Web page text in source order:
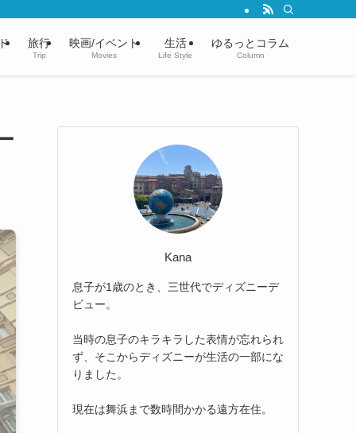
旅行
Trip
映画/イベント
Movies
生活
Life Style
ゆるっとコラム
Column
Kana
息子が1歳のとき、三世代でディズニーデ
ビュー。
当時の息子のキラキラした表情が忘れられ
ず、そこからディズニーが生活の一部にな
りました。
現在は舞浜まで数時間かかる遠方在住。